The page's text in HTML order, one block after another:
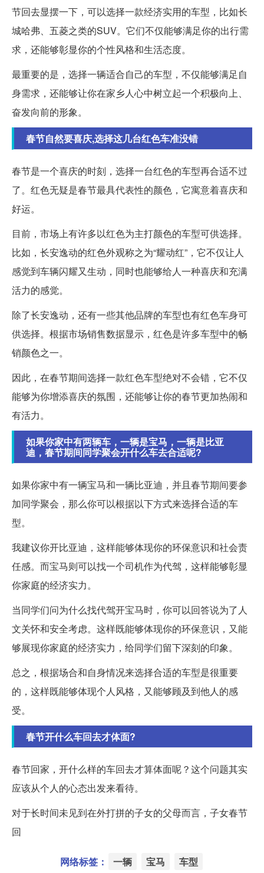
节回去显摆一下，可以选择一款经济实用的车型，比如长
城哈弗、五菱之类的SUV。它们不仅能够满足你的出行需
求，还能够彰显你的个性风格和生活态度。
最重要的是，选择一辆适合自己的车型，不仅能够满足自
身需求，还能够让你在家乡人心中树立起一个积极向上、
奋发向前的形象。
春节自然要喜庆,选择这几台红色车准没错
春节是一个喜庆的时刻，选择一台红色的车型再合适不过
了。红色无疑是春节最具代表性的颜色，它寓意着喜庆和
好运。
目前，市场上有许多以红色为主打颜色的车型可供选择。
比如，长安逸动的红色外观称之为“耀动红”，它不仅让人
感觉到车辆闪耀又生动，同时也能够给人一种喜庆和充满
活力的感觉。
除了长安逸动，还有一些其他品牌的车型也有红色车身可
供选择。根据市场销售数据显示，红色是许多车型中的畅
销颜色之一。
因此，在春节期间选择一款红色车型绝对不会错，它不仅
能够为你增添喜庆的氛围，还能够让你的春节更加热闹和
有活力。
如果你家中有两辆车，一辆是宝马，一辆是比亚
迪，春节期间同学聚会开什么车去合适呢?
如果你家中有一辆宝马和一辆比亚迪，并且春节期间要参
加同学聚会，那么你可以根据以下方式来选择合适的车
型。
我建议你开比亚迪，这样能够体现你的环保意识和社会责
任感。而宝马则可以找一个司机作为代驾，这样能够彰显
你家庭的经济实力。
当同学们问为什么找代驾开宝马时，你可以回答说为了人
文关怀和安全考虑。这样既能够体现你的环保意识，又能
够展现你家庭的经济实力，给同学们留下深刻的印象。
总之，根据场合和自身情况来选择合适的车型是很重要
的，这样既能够体现个人风格，又能够顾及到他人的感
受。
春节开什么车回去才体面?
春节回家，开什么样的车回去才算体面呢？这个问题其实
应该从个人的心态出发来看待。
对于长时间未见到在外打拼的子女的父母而言，子女春节
回
网络标签： 一辆 宝马 车型